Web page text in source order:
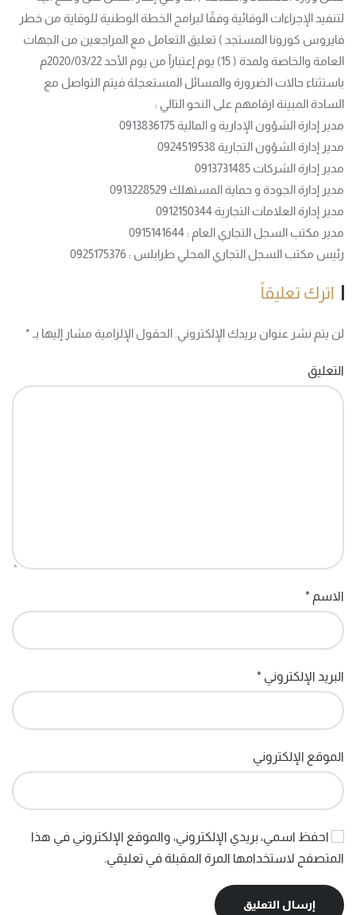
لتنفيد الإجراءات الوقائية وفقًا لبرامج الخطة الوطنية للوقاية من خطر
فايروس كورونا المستجد ) تعليق التعامل مع المراجعين من الجهات
العامة والخاصة ولمدة ( 15) يوم إعتبارآ من يوم الأحد 2020/03/22م
باستثناء حالات الضرورة والمسائل المستعجلة فيتم التواصل مع
السادة المبينة ارقامهم على النحو التالي :
مدير إدارة الشؤون الإدارية و المالية 0913836175
مدير إدارة الشؤون التجارية 0924519538
مدير إدارة الشركات 0913731485
مدير إدارة الجودة و حماية المستهلك 0913228529
مدير إدارة العلامات التجارية 0912150344
مدير مكتب السجل التجاري العام : 0915141644
رئيس مكتب السجل التجاري المحلي طرابلس : 0925175376
اترك تعليقاً
لن يتم نشر عنوان بريدك الإلكتروني. الحقول الإلزامية مشار إليها بـ *
التعليق
الاسم *
البريد الإلكتروني *
الموقع الإلكتروني
احفظ اسمي، بريدي الإلكتروني، والموقع الإلكتروني في هذا
المتصفح لاستخدامها المرة المقبلة في تعليقي.
إرسال التعليق